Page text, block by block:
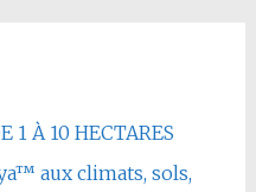
1 À 10 HECTARES
aux climats, sols,